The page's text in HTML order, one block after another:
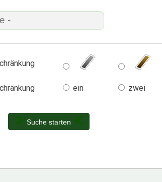
ein zwei
Suche starten